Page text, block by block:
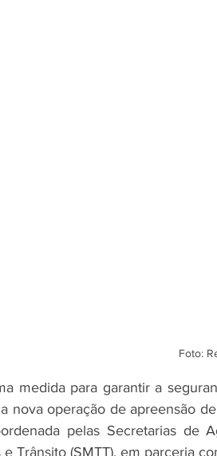
Foto:
medida para garantir a
nova operação de apreensão
pelas Secretarias de
Trânsito (SMTT), em parceria